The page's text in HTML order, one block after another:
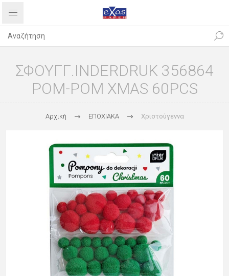
ΣΦΟΥΓΓ.INDERDRUK 356864
POM-POM XMAS 60PCS
Αρχική ΕΠΟΧΙΑΚΑ Χριστούγεννα